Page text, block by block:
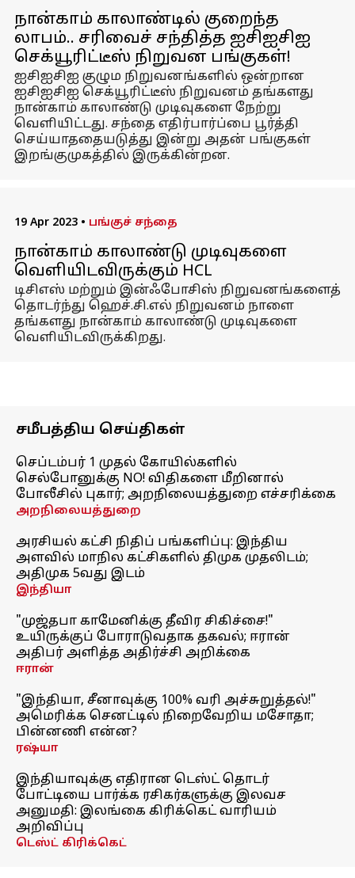
நான்காம் காலாண்டில் குறைந்த
லாபம்.. சரிவைச் சந்தித்த ஐசிஐசிஐ
செக்யூரிட்டீஸ் நிறுவன பங்குகள்!
ஐசிஐசிஐ குழும நிறுவனங்களில் ஒன்றான
ஐசிஐசிஐ செக்யூரிட்டீஸ் நிறுவனம் தங்களது
நான்காம் காலாண்டு முடிவுகளை நேற்று
வெளியிட்டது. சந்தை எதிர்பார்ப்பை பூர்த்தி
செய்யாததையடுத்து இன்று அதன் பங்குகள்
இறங்குமுகத்தில் இருக்கின்றன.
19 Apr 2023 • பங்குச் சந்தை
நான்காம் காலாண்டு முடிவுகளை
வெளியிடவிருக்கும் HCL
டிசிஎஸ் மற்றும் இன்ஃபோசிஸ் நிறுவனங்களைத்
தொடர்ந்து ஹெச்.சி.எல் நிறுவனம் நாளை
தங்களது நான்காம் காலாண்டு முடிவுகளை
வெளியிடவிருக்கிறது.
சமீபத்திய செய்திகள்
செப்டம்பர் 1 முதல் கோயில்களில்
செல்போனுக்கு NO! விதிகளை மீறினால்
போலீசில் புகார்; அறநிலையத்துறை எச்சரிக்கை
அறநிலையத்துறை
அரசியல் கட்சி நிதிப் பங்களிப்பு: இந்திய
அளவில் மாநில கட்சிகளில் திமுக முதலிடம்;
அதிமுக 5வது இடம்
இந்தியா
"முஜ்தபா காமேனிக்கு தீவிர சிகிச்சை!"
உயிருக்குப் போராடுவதாக தகவல்; ஈரான்
அதிபர் அளித்த அதிர்ச்சி அறிக்கை
ஈரான்
"இந்தியா, சீனாவுக்கு 100% வரி அச்சுறுத்தல்!"
அமெரிக்க செனட்டில் நிறைவேறிய மசோதா;
பின்னணி என்ன?
ரஷ்யா
இந்தியாவுக்கு எதிரான டெஸ்ட் தொடர்
போட்டியை பார்க்க ரசிகர்களுக்கு இலவச
அனுமதி: இலங்கை கிரிக்கெட் வாரியம்
அறிவிப்பு
டெஸ்ட் கிரிக்கெட்